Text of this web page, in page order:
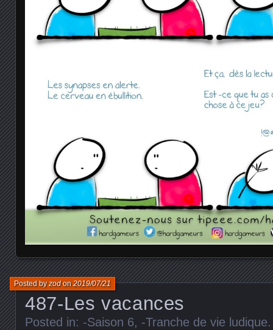
487-Les vacances
Posted byzodon2019/07/21
Posted in: -Saison 6, -Tranche de vie ludique.